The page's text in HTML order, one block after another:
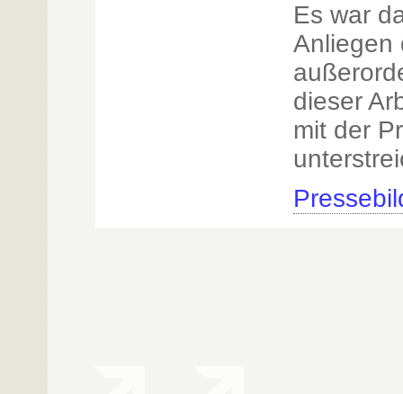
Es war
Anliegen
dieser
mit der